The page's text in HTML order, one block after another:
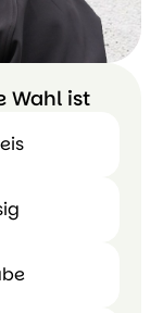
Wahl ist